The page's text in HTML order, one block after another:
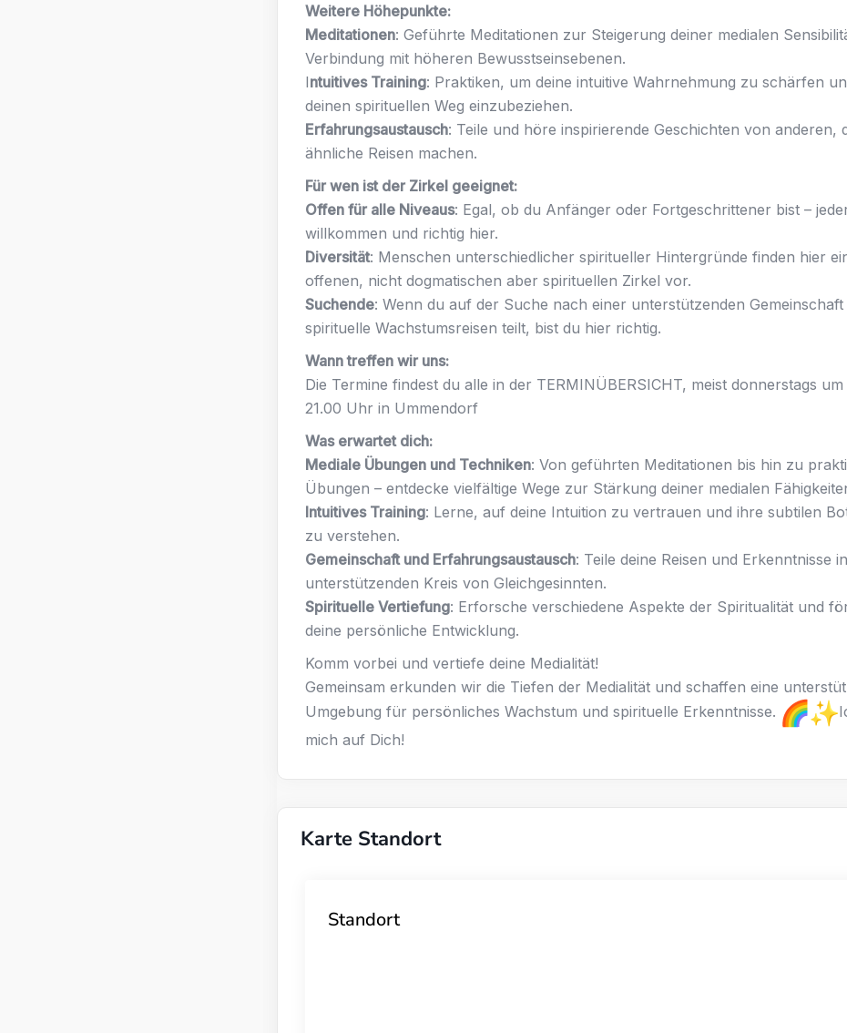
Weitere Höhepunkte:
Meditationen: Geführte Meditationen zur Steigerung deiner medialen
Verbindung mit höheren Bewusstseinsebenen.
Intuitives Training: Praktiken, um deine intuitive Wahrnehmung zu schärfen
deinen spirituellen Weg einzubeziehen.
Erfahrungsaustausch: Teile und höre inspirierende Geschichten von anderen,
ähnliche Reisen machen.
Für wen ist der Zirkel geeignet:
Offen für alle Niveaus: Egal, ob du Anfänger oder Fortgeschrittener bist –
willkommen und richtig hier.
Diversität: Menschen unterschiedlicher spiritueller Hintergründe finden hier
offenen, nicht dogmatischen aber spirituellen Zirkel vor.
Suchende: Wenn du auf der Suche nach einer unterstützenden Gemeinschaft
spirituelle Wachstumsreisen teilt, bist du hier richtig.
Wann treffen wir uns:
Die Termine findest du alle in der TERMINÜBERSICHT, meist donnerstags um
21.00 Uhr in Ummendorf
Was erwartet dich:
Mediale Übungen und Techniken: Von geführten Meditationen bis hin zu
Übungen – entdecke vielfältige Wege zur Stärkung deiner medialen
Intuitives Training: Lerne, auf deine Intuition zu vertrauen und ihre subtilen
zu verstehen.
Gemeinschaft und Erfahrungsaustausch: Teile deine Reisen und Erkenntnisse
unterstützenden Kreis von Gleichgesinnten.
Spirituelle Vertiefung: Erforsche verschiedene Aspekte der Spiritualität und
deine persönliche Entwicklung.
Komm vorbei und vertiefe deine Medialität!
Gemeinsam erkunden wir die Tiefen der Medialität und schaffen eine
Umgebung für persönliches Wachstum und spirituelle Erkenntnisse.
mich auf Dich!
Karte Standort
Standort